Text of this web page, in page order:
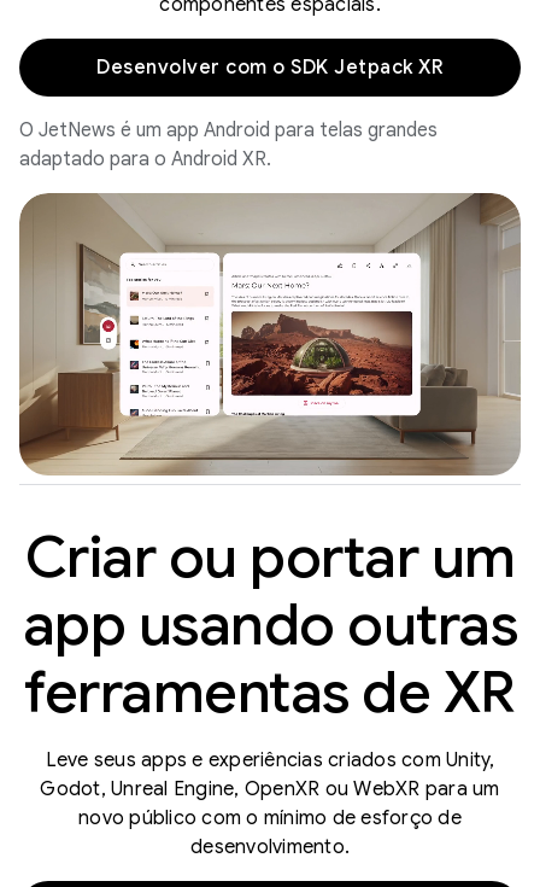
Desenvolver com o SDK Jetpack XR
O JetNews é um app Android para telas grandes
adaptado para o Android XR.
Criar ou portar um
app usando outras
ferramentas de XR
Leve seus apps e experiências criados com Unity,
Godot, Unreal Engine, OpenXR ou WebXR para um
novo público com o mínimo de esforço de
desenvolvimento.